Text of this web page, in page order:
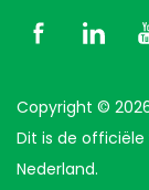
Copyright ©
Dit is de
Nederland.